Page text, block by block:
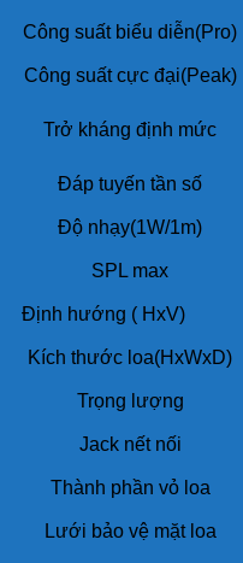
Công suất biểu diễn(Pro)
Công suất cực đại(Peak)
Trở kháng định mức
Đáp tuyến tần số
Độ nhạy(1W/1m)
SPL max
Định hướng ( HxV)
Kích thước loa(HxWxD)
Trọng lượng
Jack nết nối
Thành phần vỏ loa
Lưới bảo vệ mặt loa